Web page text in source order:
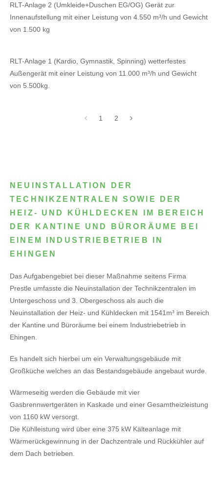
RLT-Anlage 2 (Umkleide+Duschen EG/OG) Gerät zur
Innenaufstellung mit einer Leistung von 4.550 m³/h und Gewicht
von 1.500 kg
RLT-Anlage 1 (Kardio, Gymnastik, Spinning) wetterfestes
Außengerät mit einer Leistung von 11.000 m³/h und Gewicht
von 5.500kg.
1 2
NEUINSTALLATION DER
TECHNIKZENTRALEN SOWIE DER
HEIZ- UND KÜHLDECKEN IM BEREICH
DER KANTINE UND BÜRORÄUME BEI
EINEM INDUSTRIEBETRIEB IN
EHINGEN
Das Aufgabengebiet bei dieser Maßnahme seitens Firma
Prestle umfasste die Neuinstallation der Technikzentralen im
Untergeschoss und 3. Obergeschoss als auch die
Neuinstallation der Heiz- und Kühldecken mit 1541m³ im Bereich
der Kantine und Büroräume bei einem Industriebetrieb in
Ehingen.
Es handelt sich hierbei um ein Verwaltungsgebäude mit
Großküche welches an das Bestandsgebäude angebaut wurde.
Wärmeseitig werden die Gebäude mit vier
Gasbrennwertgeräten in Kaskade und einer Gesamtheizleistung
von 1160 kW versorgt.
Die Kühlleistung wird über eine 375 kW Kälteanlage mit
Wärmerückgewinnung in der Dachzentrale und Rückkühler auf
dem Dach betrieben.